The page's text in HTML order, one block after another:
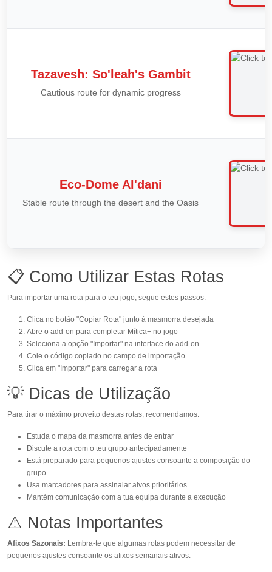
Tazavesh: So'leah's Gambit
Сautious route for dynamic progress
Eco-Dome Al'dani
Stable route through the desert and the Oasis
📋 Como Utilizar Estas Rotas
Para importar uma rota para o teu jogo, segue estes passos:
Clica no botão "Copiar Rota" junto à masmorra desejada
Abre o add-on para completar Mítica+ no jogo
Seleciona a opção "Importar" na interface do add-on
Cole o código copiado no campo de importação
Clica em "Importar" para carregar a rota
💡 Dicas de Utilização
Para tirar o máximo proveito destas rotas, recomendamos:
Estuda o mapa da masmorra antes de entrar
Discute a rota com o teu grupo antecipadamente
Está preparado para pequenos ajustes consoante a composição do
grupo
Usa marcadores para assinalar alvos prioritários
Mantém comunicação com a tua equipa durante a execução
⚠️ Notas Importantes
Afixos Sazonais: Lembra-te que algumas rotas podem necessitar de
pequenos ajustes consoante os afixos semanais ativos.